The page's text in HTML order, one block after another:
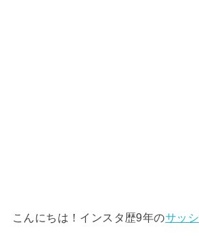
こんにちは！インスタ歴9年のサッシ